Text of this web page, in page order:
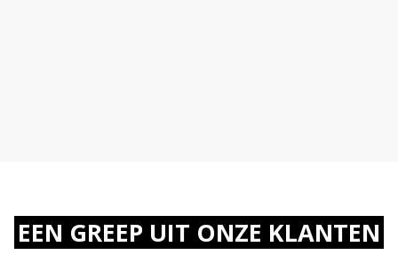
EEN GREEP UIT ONZE KLANTEN